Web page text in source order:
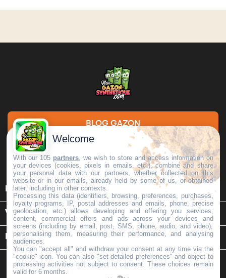
BLOG GAZON
DEMANDE DE DEVIS
INFORMATIONS 
VOTRE COMPTE 
INFORMATIONS SUR LE MAGASIN keyboard_arrow_down
Welcome
With our 105 partners , we wish to store and access information on
your devices (cookies, pixels in emails, etc.), combine and share
your personal data with our partners, whether collected on this
website or in our emails, already held by some of us, or obtained
later, including in other contexts.
Processing this data (identifiers, browsing, preferences, purchases,
loyalty programs, IP, postal addresses and emails, phone, precise
geolocation, etc.) allows developing and offering you services,
content, commercial offers and ads across your devices and
screens (including by email, post, SMS, phone, audio, and video),
personalising them, measuring their performance, and analysing
audiences.
You can "accept all" and withdraw your consent at any time via the
"cookie" icon . You can also "set detailed preferences" and object to
processing activities not subject to consent. These choices remain
valid for 6 months.